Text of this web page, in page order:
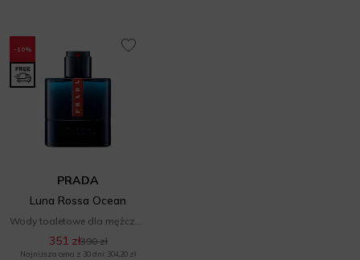
-10%
PRADA
Luna Rossa Ocean
351 zł390 zł
Najniższa cena z 30 dni: 304,20 zł